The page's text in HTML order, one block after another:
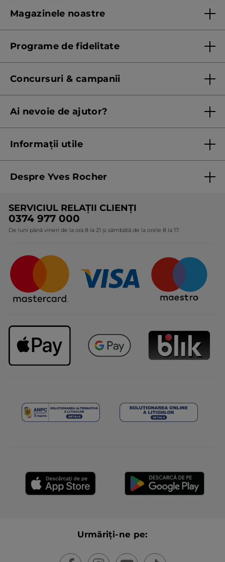
Magazinele noastre
Programe de fidelitate
Concursuri & campanii
Listă prețuri standard
Ai nevoie de ajutor?
Informații utile
Termeni și condiții pentru vanzarea la distanță a
Politica de confidențialitate
Protecția Consumatorilor - A.N.P.C.
Despre Yves Rocher
Expertiza noastră botanică
Angajamentele noastre
Întrebări frecvente
SERVICIUL RELAȚII CLIENȚI
0374 977 000
De luni până vineri de la ora 8 la 21 și sâmbătă de la orele 8 la 17.
Urmăriți-ne pe: